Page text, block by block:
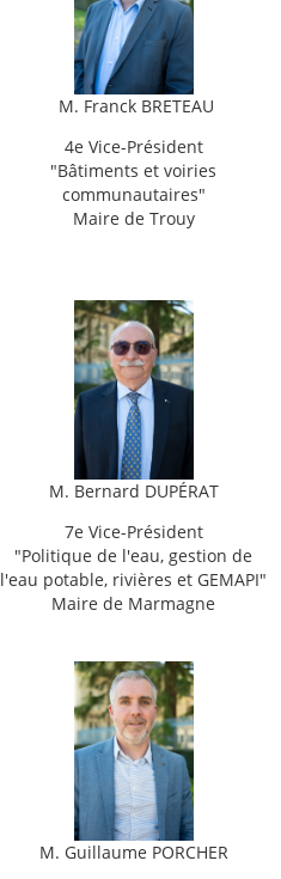
M. Franck BRETEAU
4e Vice-Président
"Bâtiments et voiries
communautaires"
Maire de Trouy
M. Bernard DUPÉRAT
7e Vice-Président
"Politique de l'eau, gestion de
l'eau potable, rivières et GEMAPI"
Maire de Marmagne
M. Guillaume PORCHER